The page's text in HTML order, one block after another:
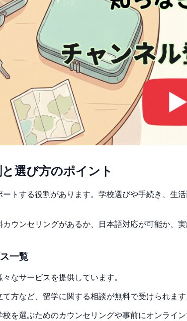
選び方のポイント
トする役割があります。学校選びや手続き、生
ウンセリングがあるか、日本語対応が可能か、
一覧
なサービスを提供しています。
方など、留学に関する相談が無料で受けられます
を選ぶためのカウンセリングや事前にオンライ